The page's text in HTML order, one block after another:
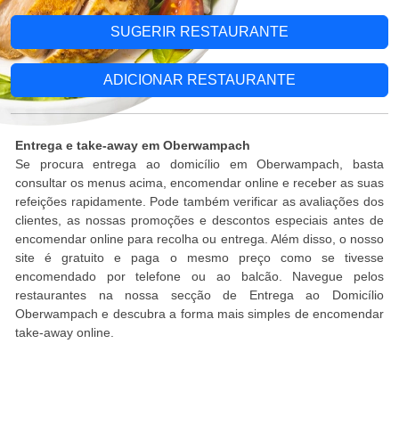
SUGERIR RESTAURANTE
ADICIONAR RESTAURANTE
Entrega e take-away em Oberwampach
Se procura entrega ao domicílio em Oberwampach, basta
consultar os menus acima, encomendar online e receber as suas
refeições rapidamente. Pode também verificar as avaliações dos
clientes, as nossas promoções e descontos especiais antes de
encomendar online para recolha ou entrega. Além disso, o nosso
site é gratuito e paga o mesmo preço como se tivesse
encomendado por telefone ou ao balcão. Navegue pelos
restaurantes na nossa secção de Entrega ao Domicílio
Oberwampach e descubra a forma mais simples de encomendar
take-away online.